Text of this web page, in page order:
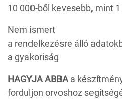
10 000-ből kevesebb, mint
Nem ismert
a rendelkezésre álló
a gyakoriság
HAGYJA ABBA a
forduljon orvoshoz